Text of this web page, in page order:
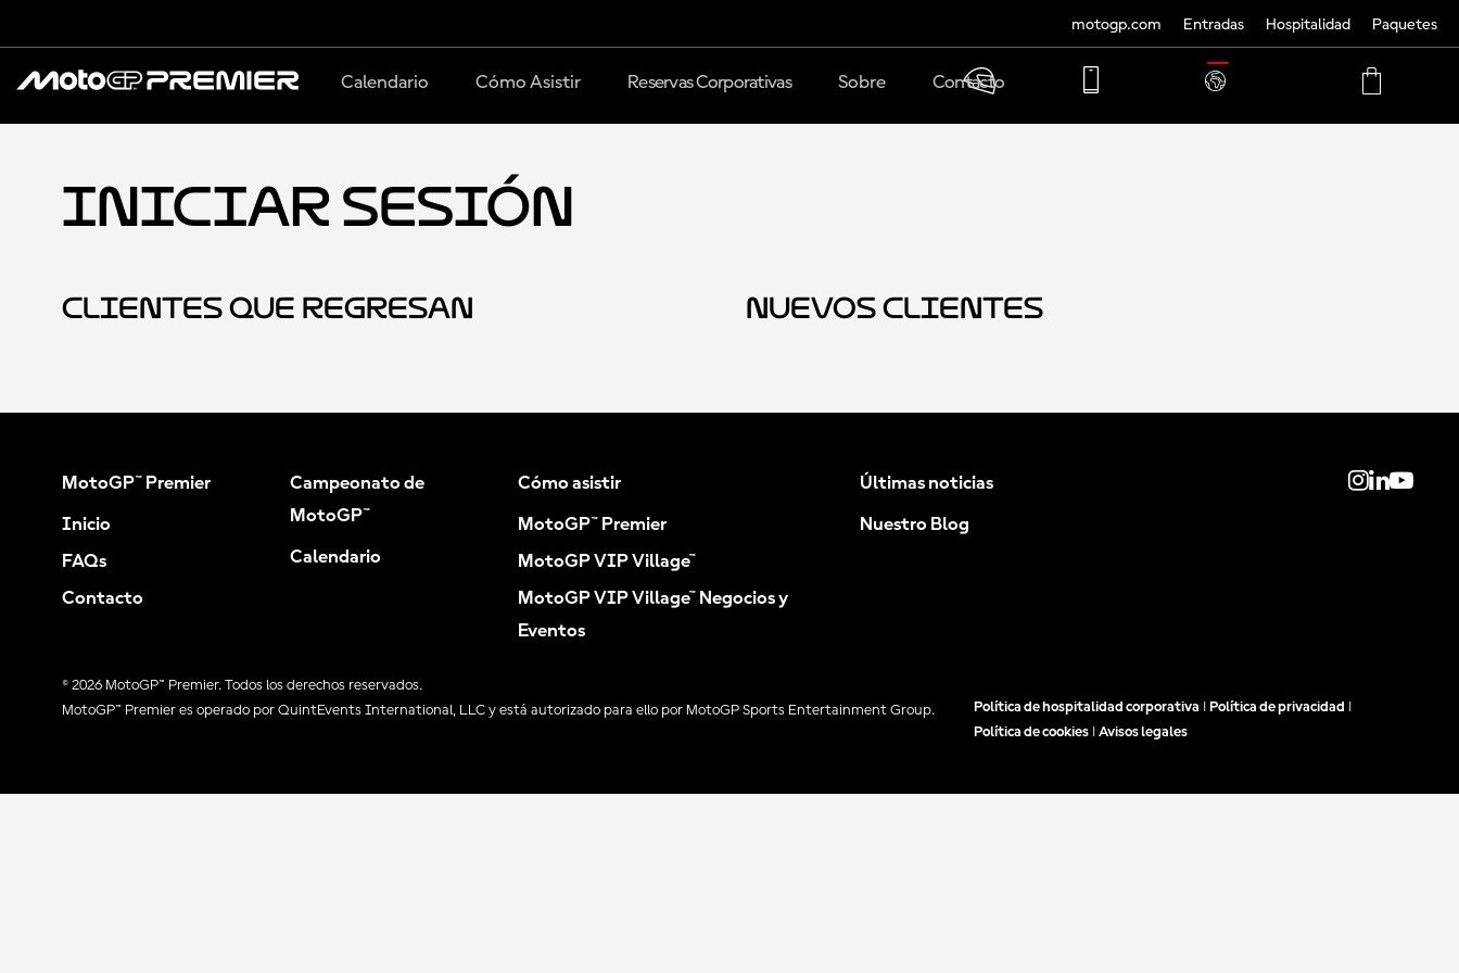
motogp.com Entradas Hospitalidad Paquetes
TRANSLATE
MY
Calendario Cómo Asistir Reservas Corporativas Sobre Contacto
Iniciar sesión
Clientes que Regresan Nuevos Clientes
MotoGP™ Premier
Inicio
FAQs
Contacto
Campeonato de
MotoGP™
Calendario
Cómo asistir
MotoGP™ Premier
MotoGP VIP Village™
MotoGP VIP Village™ Negocios y
Eventos
Últimas noticias
Nuestro Blog
© 2026 MotoGP™ Premier. Todos los derechos reservados.
MotoGP™ Premier es operado por QuintEvents International, LLC y está autorizado para ello por MotoGP Sports Entertainment Group.
Política de hospitalidad corporativa Política de privacidad
Política de cookies
Avisos legales